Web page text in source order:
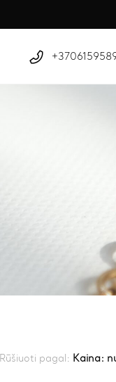
Rūšiuoti pagal: Kaina: